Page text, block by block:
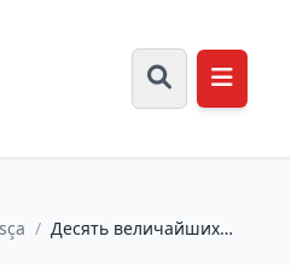
/ Десять величайших